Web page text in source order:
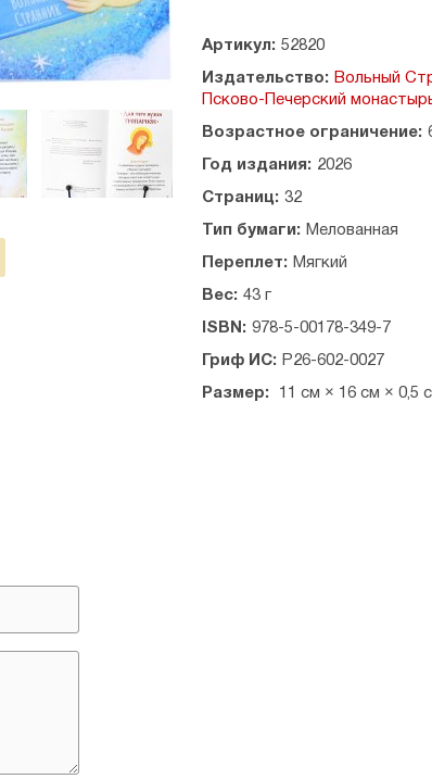
Артикул: 52820
Издательство: Вольный
Псково-Печерский
Возрастное ограничение:
Год издания: 2026
Страниц: 32
Тип бумаги: Мелованная
Переплет: Мягкий
Вес: 43 г
ISBN: 978-5-00178-349-7
Гриф ИС: Р26-602-0027
Размер: 11 см × 16 см × 0,5